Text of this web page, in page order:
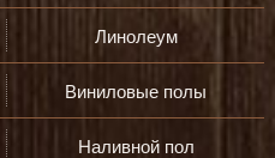
Линолеум
Виниловые полы
Наливной пол